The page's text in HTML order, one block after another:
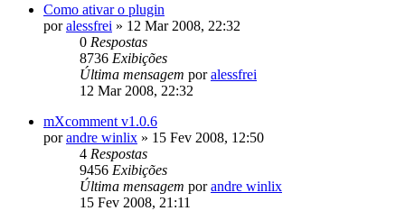
Como ativar o plugin
poralessfrei » 12 Mar 2008, 22:32
0 Respostas
8736 Exibições
Última mensagem poralessfrei
12 Mar 2008, 22:32
mXcomment v1.0.6
porandre winlix » 15 Fev 2008, 12:50
4 Respostas
9456 Exibições
Última mensagem porandre winlix
15 Fev 2008, 21:11